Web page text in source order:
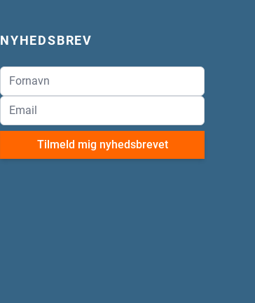
NYHEDSBREV
Tilmeld mig nyhedsbrevet